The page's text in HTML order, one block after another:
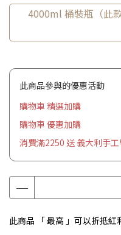
4000ml 桶裝瓶（此
此商品參與的優惠活動
購物車 精選加購
購物車 優惠加購
消費滿2250 送 義大利手工
此商品 「 最高 」可以折抵紅